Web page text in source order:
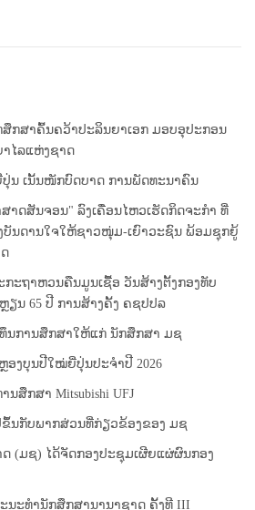
ກສາຄົ້ນຄວ້າປະລິນຍາເອກ ມອບອຸປະກອນ
ໄລແຫ່ງຊາດ
ນ ເນັ້ນໜັກບົດບາດ ການພັດທະນາຄົນ
ດສັນຈອນ" ລົງເຄື່ອນໄຫວເຮັດກິດຈະກຳ ທີ່
ບັນດານໃຈໃຫ້ຊາວໜຸ່ມ-ເຍົາວະຊົນ ພ້ອມຊຸກຍູ້
ະຖາຫວນຄືນມູນເຊື້ອ ວັນສ້າງຕັ້ງກອງທັບ
ນ 65 ປີ ການສ້າງຄັ້ງ ຄຊປປລ
ນການສຶກສາໃຫ້ແກ່ ນັກສຶກສາ ມຊ
ງບຸນປີໃໝ່ຍີ່ປຸ່ນປະຈຳປີ 2026
ສຶກສາ Mitsubishi UFJ
ນກັບພາກສ່ວນທີ່ກ່ຽວຂ້ອງຂອງ ມຊ
(ມຊ) ໄດ້ຈັດກອງປະຊຸມເຜີຍແຜ່ຜົນກອງ
ນະທໍານັກສຶກສານານາຊາດ ຄັ້ງທີ III